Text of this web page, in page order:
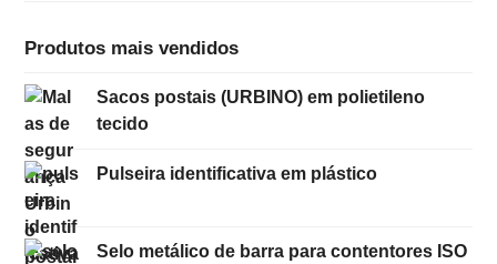
Produtos mais vendidos
Sacos postais (URBINO) em polietileno
tecido
Pulseira identificativa em plástico
Selo metálico de barra para contentores ISO